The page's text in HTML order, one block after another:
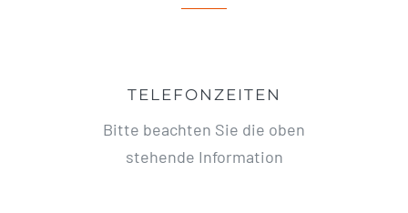
TELEFONZEITEN
Bitte beachten Sie die oben
stehende Information